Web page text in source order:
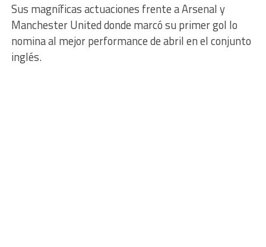
Sus magníficas actuaciones frente a Arsenal y
Manchester United donde marcó su primer gol lo
nomina al mejor performance de abril en el conjunto
inglés.